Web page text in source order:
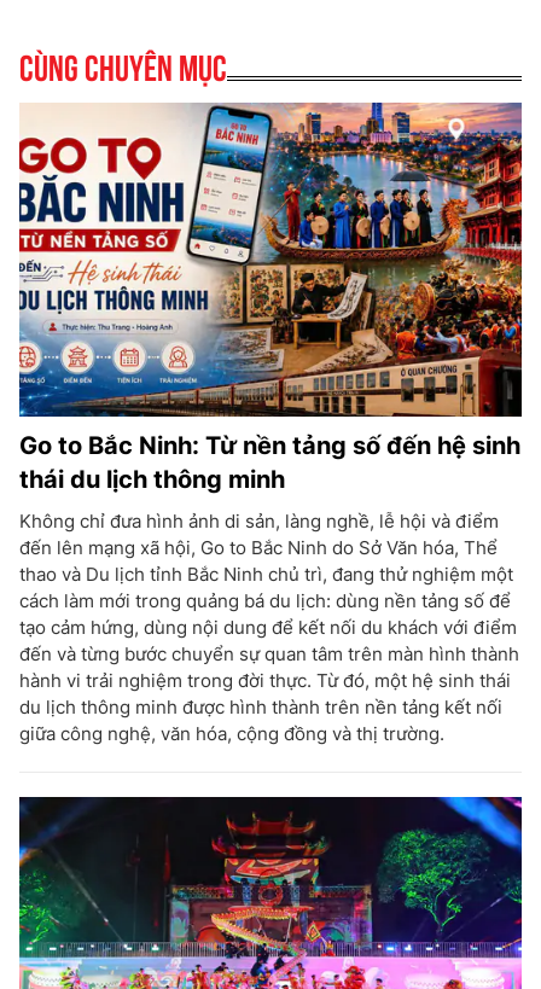
Cùng chuyên mục
Go to Bắc Ninh: Từ nền tảng số đến hệ sinh
thái du lịch thông minh
Không chỉ đưa hình ảnh di sản, làng nghề, lễ hội và điểm
đến lên mạng xã hội, Go to Bắc Ninh do Sở Văn hóa, Thể
thao và Du lịch tỉnh Bắc Ninh chủ trì, đang thử nghiệm một
cách làm mới trong quảng bá du lịch: dùng nền tảng số để
tạo cảm hứng, dùng nội dung để kết nối du khách với điểm
đến và từng bước chuyển sự quan tâm trên màn hình thành
hành vi trải nghiệm trong đời thực. Từ đó, một hệ sinh thái
du lịch thông minh được hình thành trên nền tảng kết nối
giữa công nghệ, văn hóa, cộng đồng và thị trường.